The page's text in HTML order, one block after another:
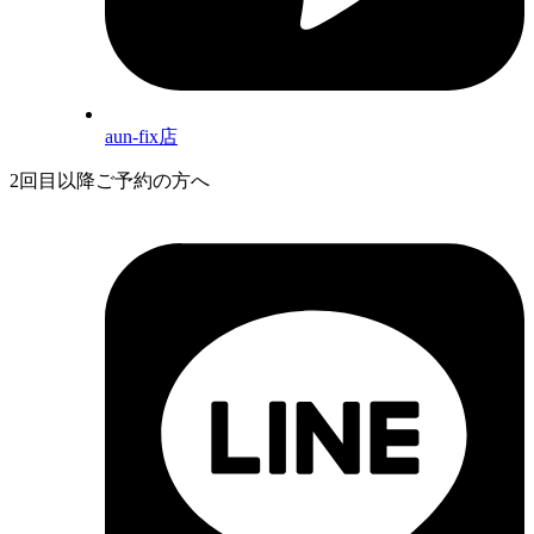
aun-fix店
2回目以降ご予約の方へ